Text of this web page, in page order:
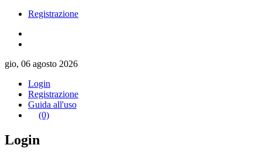
Registrazione
gio, 06 agosto 2026
Login
Registrazione
Guida all'uso
(0)
Login